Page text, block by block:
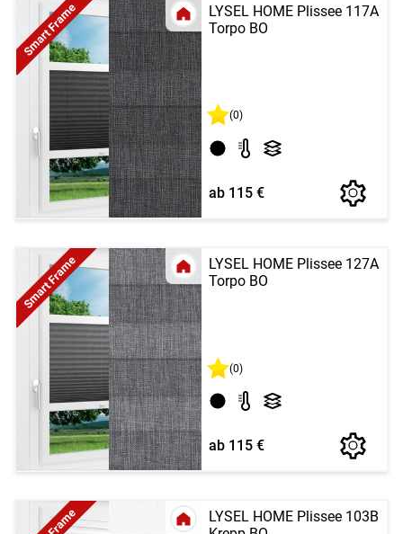
LYSEL HOME Plissee 117A
Torpo BO
Smart Frame
(0)
ab 115 €
LYSEL HOME Plissee 127A
Torpo BO
Smart Frame
(0)
ab 115 €
LYSEL HOME Plissee 103B